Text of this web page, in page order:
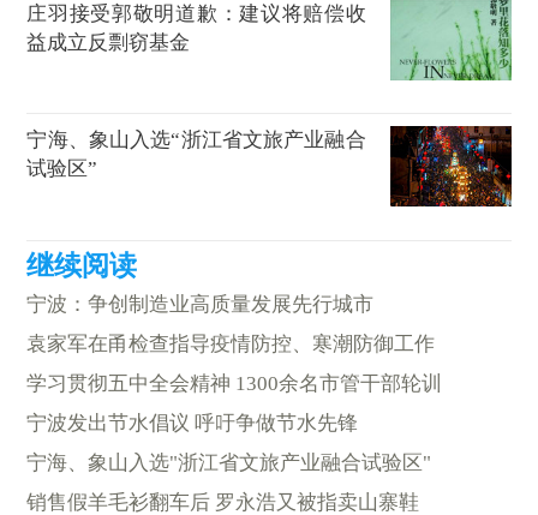
庄羽接受郭敬明道歉：建议将赔偿收
益成立反剽窃基金
宁海、象山入选“浙江省文旅产业融合
试验区”
宁波：争创制造业高质量发展先行城市
袁家军在甬检查指导疫情防控、寒潮防御工作
学习贯彻五中全会精神 1300余名市管干部轮训
宁波发出节水倡议 呼吁争做节水先锋
宁海、象山入选"浙江省文旅产业融合试验区"
销售假羊毛衫翻车后 罗永浩又被指卖山寨鞋